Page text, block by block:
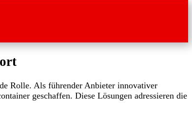
Rolle. Als führender Anbieter innovativer
geschaffen. Diese Lösungen adressieren die